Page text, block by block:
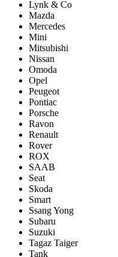
Lynk & Co
Mazda
Mercedes
Mini
Mitsubishi
Nissan
Omoda
Opel
Peugeot
Pontiac
Porsсhe
Ravon
Renault
Rover
ROX
SAAB
Seat
Skoda
Smart
Ssang Yong
Subaru
Suzuki
Tagaz Taiger
Tank